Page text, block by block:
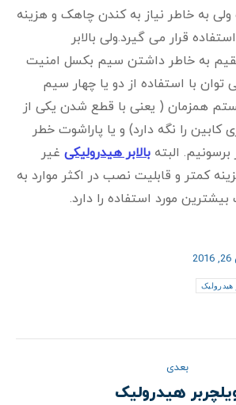
به خاطر نیاز به کندن چاهک و هزینه
قرار می گیرد.ولی بالابر
به خاطر داشتن سیم بکسل امنیت
با استفاده از دو یا چهار سیم
همزمان ( یعنی با قطع شدن یکی از
را نگه دارد) و یا پاراشوت خطر
البته بالابر هیدرولیکی غیر
کمتر و قابلیت نصب در اکثر موارد به
مورد استفاده را دارد.
هیدرولیک
بعدی
نوشته
هیدرولیک